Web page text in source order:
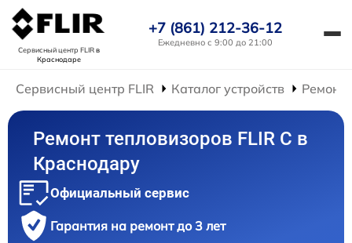
Сервисный центр FLIRв
Краснодаре
+7 (861) 212-36-12
Ежедневно с 9:00 до 21:00
Сервисный центр FLIR Каталог устройств Ремонт
Ремонт тепловизоров FLIR C в
Краснодару
Официальный сервис
Гарантия на ремонт до 3 лет